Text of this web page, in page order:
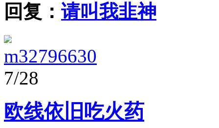
回复： 请叫我韭神
m32796630
7/28
欧线依旧吃火药